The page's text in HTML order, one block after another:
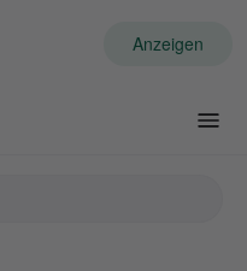
Anzeigen